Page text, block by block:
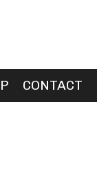
CONTACT